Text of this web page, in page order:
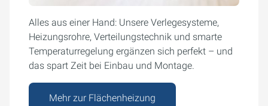
Alles aus einer Hand: Unsere Verlegesysteme,
Heizungsrohre, Verteilungstechnik und smarte
Temperaturregelung ergänzen sich perfekt – und
das spart Zeit bei Einbau und Montage.
Mehr zur Flächenheizung